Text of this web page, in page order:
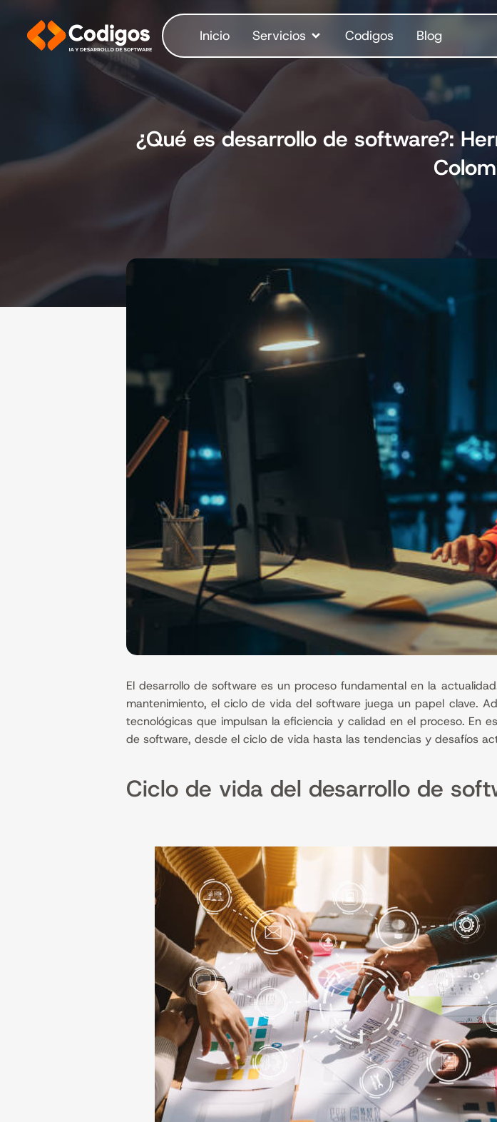
Inicio Servicios Codigos Blog
¿Qué es desarrollo de software?:
El desarrollo de software es un proceso fundamental en la
mantenimiento, el ciclo de vida del software juega un papel clave.
tecnológicas que impulsan la eficiencia y calidad en el proceso. En
de software, desde el ciclo de vida hasta las tendencias y desafíos
Ciclo de vida del desarrollo de